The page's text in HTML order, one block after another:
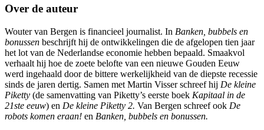
Over de auteur
Wouter van Bergen is financieel journalist. In Banken, bubbels en
bonussen beschrijft hij de ontwikkelingen die de afgelopen tien jaar
het lot van de Nederlandse economie hebben bepaald. Smaakvol
verhaalt hij hoe de zoete belofte van een nieuwe Gouden Eeuw
werd ingehaald door de bittere werkelijkheid van de diepste recessie
sinds de jaren dertig. Samen met Martin Visser schreef hij De kleine
Piketty (de samenvatting van Piketty’s eerste boek Kapitaal in de
21ste eeuw) en De kleine Piketty 2. Van Bergen schreef ook De
robots komen eraan! en Banken, bubbels en bonussen.